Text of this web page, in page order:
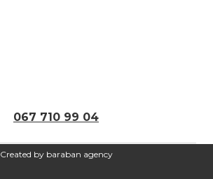
067 710 99 04
Created by baraban agency